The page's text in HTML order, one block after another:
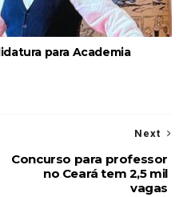
para Academia
Next
Concurso para professor
no Ceará tem 2,5 mil
vagas